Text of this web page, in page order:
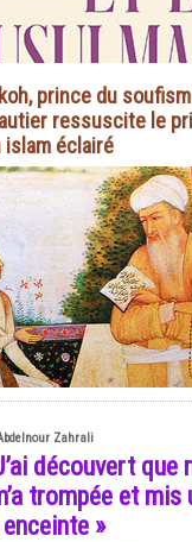
prince du
ressuscite le
islam éclairé
Zahrali
découvert que
trompée et mis
»